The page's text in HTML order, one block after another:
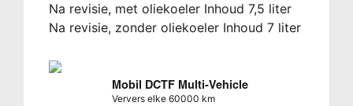
Na revisie, met oliekoeler Inhoud 7,5 liter
Na revisie, zonder oliekoeler Inhoud 7 liter
Mobil DCTF Multi-Vehicle
Ververs elke 60000 km